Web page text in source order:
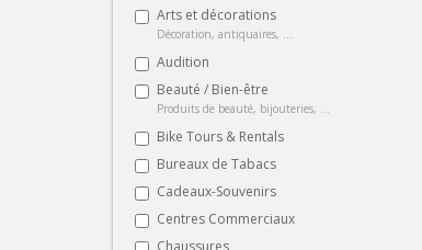
Arts et décorations
Décoration, antiquaires, ...
Audition
Beauté / Bien-être
Produits de beauté, bijouteries, ...
Bike Tours & Rentals
Bureaux de Tabacs
Cadeaux-Souvenirs
Centres Commerciaux
Chaussures